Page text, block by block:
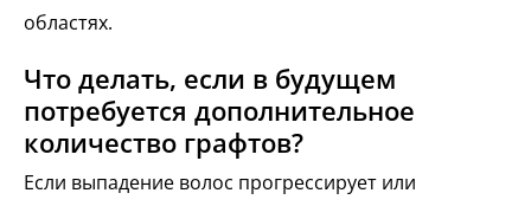
областях.
Что делать, если в будущем
потребуется дополнительное
количество графтов?
Если выпадение волос прогрессирует или